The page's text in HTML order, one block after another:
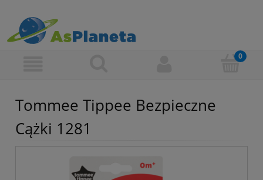
Tommee Tippee Bezpieczne
Cążki 1281